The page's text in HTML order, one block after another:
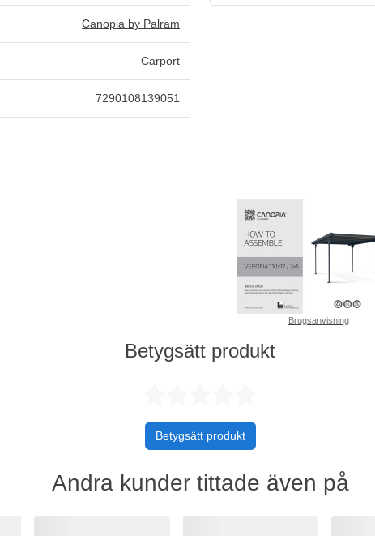
Canopia by Palram
Carport
7290108139051
Brugsanvisning
Betygsätt produkt
Betygsätt produkt
Andra kunder tittade även på